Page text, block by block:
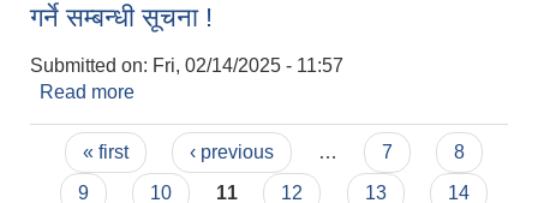
गर्ने सम्बन्धी सूचना !
Submitted on: Fri, 02/14/2025 - 11:57
Read more
सम्बन्धी सूचना !
Pages
« first ‹ previous … 7
8
9
10 11 12 13
14